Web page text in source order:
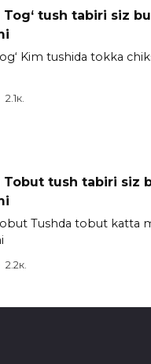
Tog‘ tush tabiri siz
Kim tushida tokka
2.1к.
Tobut tush tabiri siz
Tushda tobut katta
2.2к.